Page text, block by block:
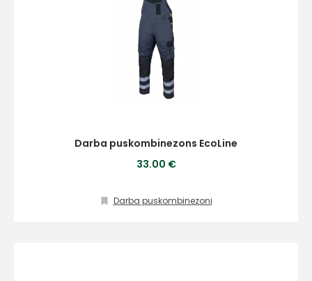
Darba puskombinezons EcoLine
33.00 €
Darba puskombinezoni